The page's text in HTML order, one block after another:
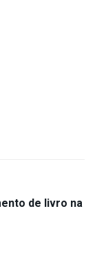
de livro na